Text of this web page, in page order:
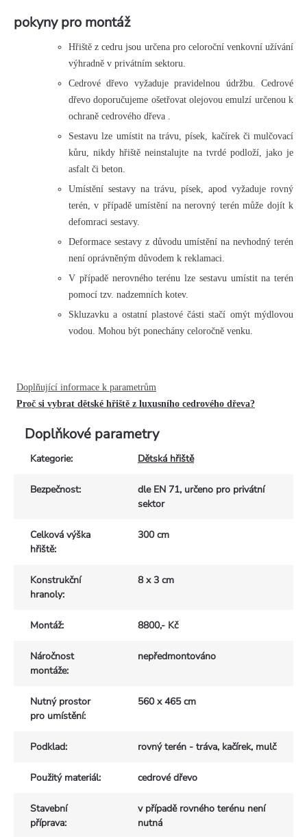
pokyny pro montáž
Hřiště z cedru jsou určena pro celoroční venkovní užívání
výhradně v privátním sektoru.
Cedrové dřevo vyžaduje pravidelnou údržbu. Cedrové
dřevo doporučujeme ošetřovat olejovou emulzí určenou k
ochraně cedrového dřeva .
Sestavu lze umístit na trávu, písek, kačírek či mulčovací
kůru, nikdy hřiště neinstalujte na tvrdé podloží, jako je
asfalt či beton.
Umístění sestavy na trávu, písek, apod vyžaduje rovný
terén, v případě umístění na nerovný terén může dojít k
defomraci sestavy.
Deformace sestavy z důvodu umístění na nevhodný terén
není oprávněným důvodem k reklamaci.
V případě nerovného terénu lze sestavu umístit na terén
pomocí tzv. nadzemních kotev.
Skluzavku a ostatní plastové části stačí omýt mýdlovou
vodou. Mohou být ponechány celoročně venku.
Doplňující informace k parametrům
Proč si vybrat dětské hřiště z luxusního cedrového dřeva?
Doplňkové parametry
Kategorie: Dětská hřiště
Bezpečnost:
dle EN 71, určeno pro privátní
sektor
Celková výška
hřiště:
300 cm
Konstrukční
hranoly:
8 x 3 cm
Montáž: 8800,- Kč
Náročnost
montáže:
nepředmontováno
Nutný prostor
pro umístění:
560 x 465 cm
Podklad: rovný terén - tráva, kačírek, mulč
Použitý materiál: cedrové dřevo
Stavební
příprava:
v případě rovného terénu není
nutná